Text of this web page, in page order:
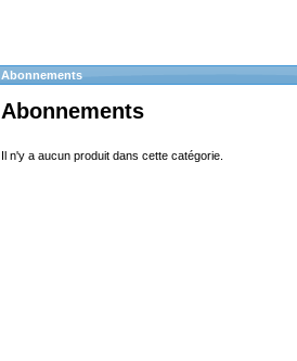
Abonnements
Abonnements
Il n'y a aucun produit dans cette catégorie.